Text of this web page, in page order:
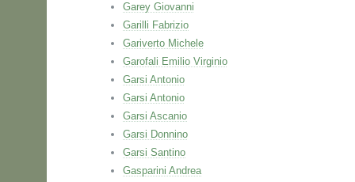
Garey Giovanni
Garilli Fabrizio
Gariverto Michele
Garofali Emilio Virginio
Garsi Antonio
Garsi Antonio
Garsi Ascanio
Garsi Donnino
Garsi Santino
Gasparini Andrea